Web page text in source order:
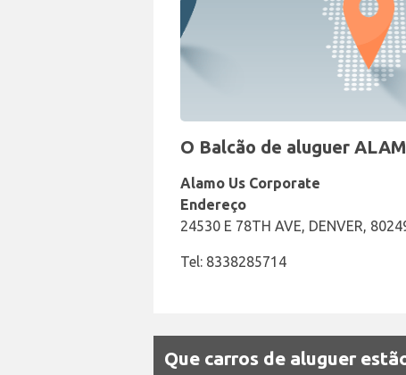
O Balcão de aluguer
Alamo Us Corporate
Endereço
24530 E 78TH AVE, DENVER,
Tel: 8338285714
Que carros de aluguer